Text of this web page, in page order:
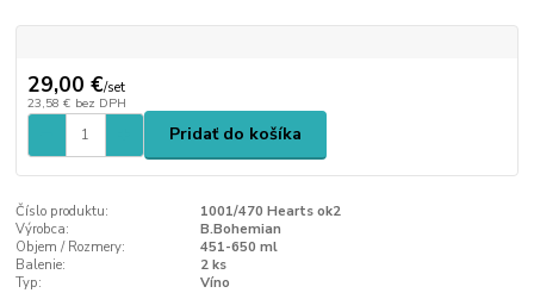
29,00 €/set
23,58 € bez DPH
Pridať do košíka
Číslo produktu:
1001/470 Hearts ok2
Výrobca:
B.Bohemian
Objem / Rozmery:
451-650 ml
Balenie:
2 ks
Typ:
Víno